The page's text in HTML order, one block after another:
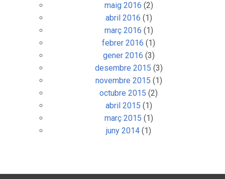
maig 2016 (2)
abril 2016 (1)
març 2016 (1)
febrer 2016 (1)
gener 2016 (3)
desembre 2015 (3)
novembre 2015 (1)
octubre 2015 (2)
abril 2015 (1)
març 2015 (1)
juny 2014 (1)